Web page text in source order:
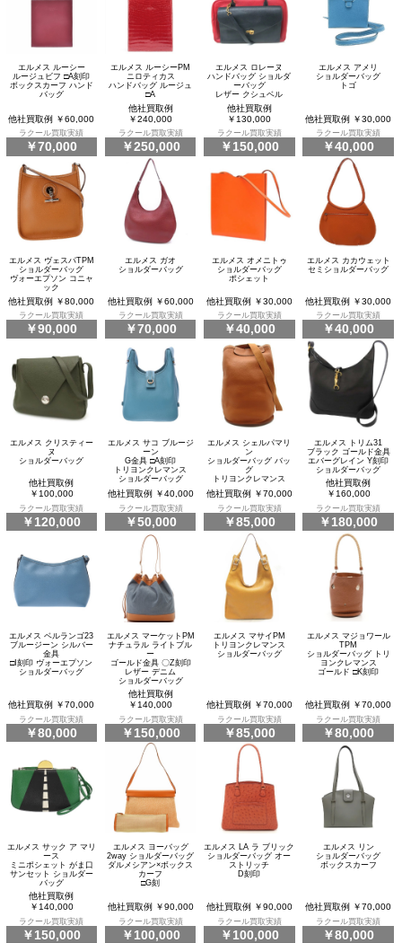
エルメス ルーシー
ルージュビフ □A刻印
ボックスカーフ ハンド
バッグ
他社買取例 ￥60,000
ラクール買取実績
￥70,000
エルメス ルーシーPM
ニロティカス
ハンドバッグ ルージュ
□A
他社買取例
￥240,000
ラクール買取実績
￥250,000
エルメス ロレーヌ
ハンドバッグ ショルダ
ーバッグ
レザー クシュベル
他社買取例
￥130,000
ラクール買取実績
￥150,000
エルメス アメリ
ショルダーバッグ
トゴ
他社買取例 ￥30,000
ラクール買取実績
￥40,000
エルメス ヴェスパTPM
ショルダーバッグ
ヴォーエプソン コニャ
ック
他社買取例 ￥80,000
ラクール買取実績
￥90,000
エルメス ガオ
ショルダーバッグ
他社買取例 ￥60,000
ラクール買取実績
￥70,000
エルメス オメニトゥ
ショルダーバッグ
ポシェット
他社買取例 ￥30,000
ラクール買取実績
￥40,000
エルメス カカウェット
セミショルダーバッグ
他社買取例 ￥30,000
ラクール買取実績
￥40,000
エルメス クリスティー
ヌ
ショルダーバッグ
他社買取例
￥100,000
ラクール買取実績
￥120,000
エルメス サコ ブルージ
ーン
G金具 □A刻印
トリヨンクレマンス
ショルダーバッグ
他社買取例 ￥40,000
ラクール買取実績
￥50,000
エルメス シェルパマリ
ン
ショルダーバッグ バッ
グ
トリヨンクレマンス
他社買取例 ￥70,000
ラクール買取実績
￥85,000
エルメス トリム31
ブラック ゴールド金具
エバーグレイン Y刻印
ショルダーバッグ
他社買取例
￥160,000
ラクール買取実績
￥180,000
エルメス ベルランゴ23
ブルージーン シルバー
金具
□I刻印 ヴォーエプソン
ショルダーバッグ
他社買取例 ￥70,000
ラクール買取実績
￥80,000
エルメス マーケットPM
ナチュラル ライトブル
ー
ゴールド金具 〇Z刻印
レザー デニム
ショルダーバッグ
他社買取例
￥140,000
ラクール買取実績
￥150,000
エルメス マサイPM
トリヨンクレマンス
ショルダーバッグ
他社買取例 ￥70,000
ラクール買取実績
￥85,000
エルメス マジョワール
TPM
ショルダーバッグ トリ
ヨンクレマンス
ゴールド □K刻印
他社買取例 ￥70,000
ラクール買取実績
￥80,000
エルメス サック ア マリ
ース
ミニポシェット がま口
サンセット ショルダー
バッグ
他社買取例
￥140,000
ラクール買取実績
￥150,000
エルメス ヨーバッグ
2way ショルダーバッグ
ダルメシアン×ボックス
カーフ
□G刻
他社買取例 ￥90,000
ラクール買取実績
￥100,000
エルメス LA ラ ブリック
ショルダーバッグ オー
ストリッチ
D刻印
他社買取例 ￥90,000
ラクール買取実績
￥100,000
エルメス リン
ショルダーバッグ
ボックスカーフ
他社買取例 ￥70,000
ラクール買取実績
￥80,000